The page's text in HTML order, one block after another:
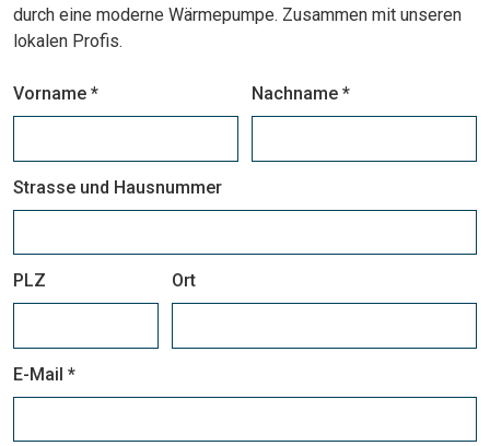
durch eine moderne Wärmepumpe. Zusammen mit unseren
lokalen Profis.
Vorname * Nachname *
Strasse und Hausnummer
PLZ Ort
E-Mail *